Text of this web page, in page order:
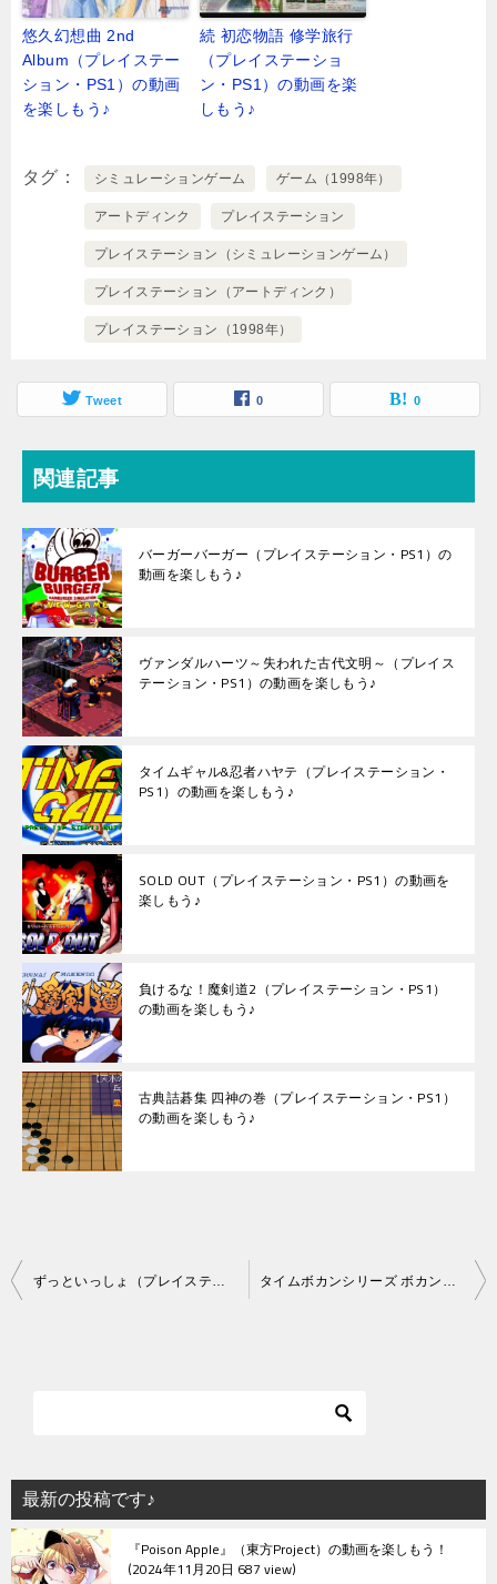
悠久幻想曲 2nd
Album（プレイステー
ション・PS1）の動画
を楽しもう♪
続 初恋物語 修学旅行
（プレイステーショ
ン・PS1）の動画を楽
しもう♪
タグ シミュレーションゲーム ゲーム（1998年）
アートディンク プレイステーション
プレイステーション（シミュレーションゲーム）
プレイステーション（アートディンク）
プレイステーション（1998年）
Tweet 0 0
関連記事
バーガーバーガー（プレイステーション・PS1）の
動画を楽しもう♪
ヴァンダルハーツ～失われた古代文明～（プレイス
テーション・PS1）の動画を楽しもう♪
タイムギャル&忍者ハヤテ（プレイステーション・
PS1）の動画を楽しもう♪
SOLD OUT（プレイステーション・PS1）の動画を
楽しもう♪
負けるな！魔剣道2（プレイステーション・PS1）
の動画を楽しもう♪
古典詰碁集 四神の巻（プレイステーション・PS1）
の動画を楽しもう♪
投
シ
ョ
ン
ずっといっしょ（プレイステーション・PS1）の動画を楽しもう♪ タイムボカンシリーズ ボカンですよ（プレイステーション・PS1）の動画を楽しもう♪
最新の投稿です♪
『Poison Apple』（東方Project）の動画を楽しもう！
2024年11月20日 687 view